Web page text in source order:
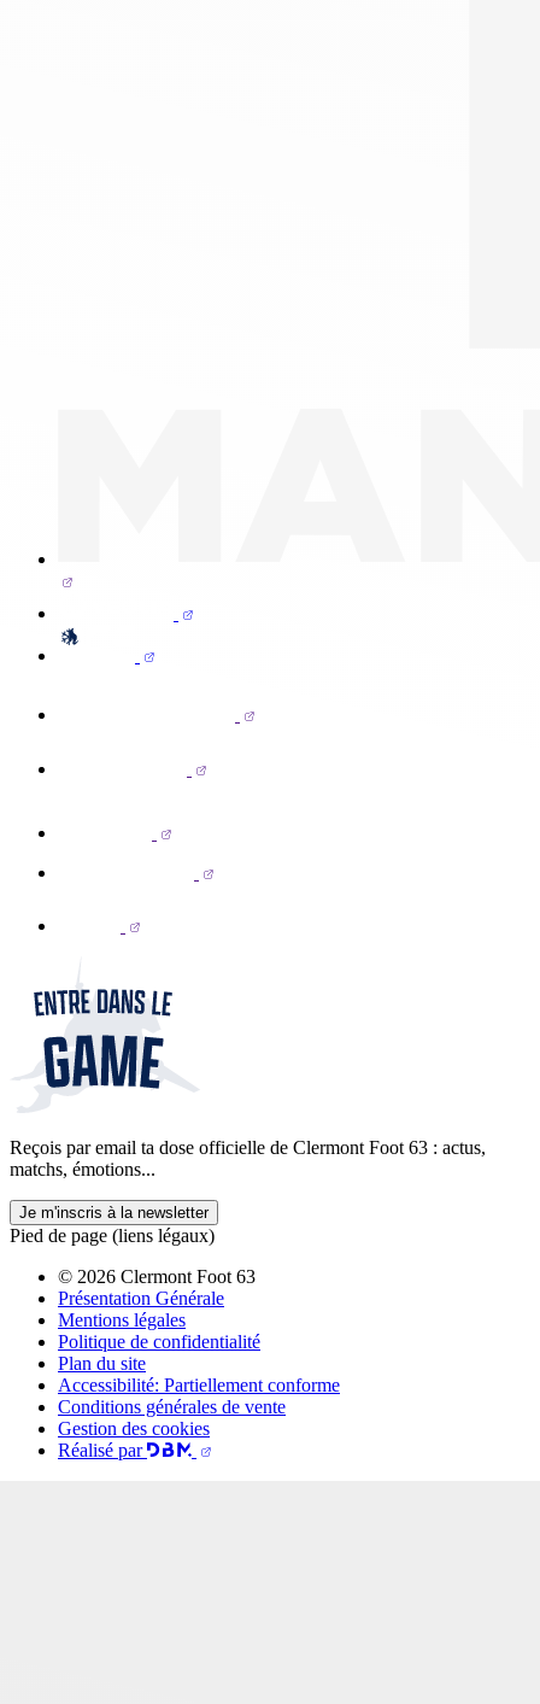
Reçois par email ta dose officielle de Clermont Foot 63 : actus,
matchs, émotions...
Je m'inscris à la newsletter
Pied de page (liens légaux)
© 2026 Clermont Foot 63
Présentation Générale
Mentions légales
Politique de confidentialité
Plan du site
Accessibilité: Partiellement conforme
Conditions générales de vente
Gestion des cookies
Réalisé par